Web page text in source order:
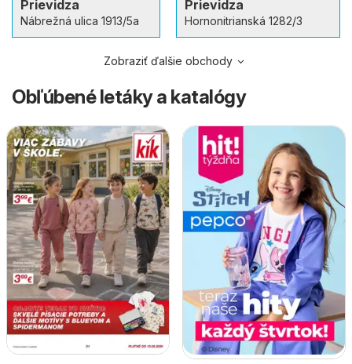
Prievidza
Nábrežná ulica 1913/5a
Prievidza
Hornonitrianská 1282/3
Zobraziť ďalšie obchody
Obľúbené letáky a katalógy